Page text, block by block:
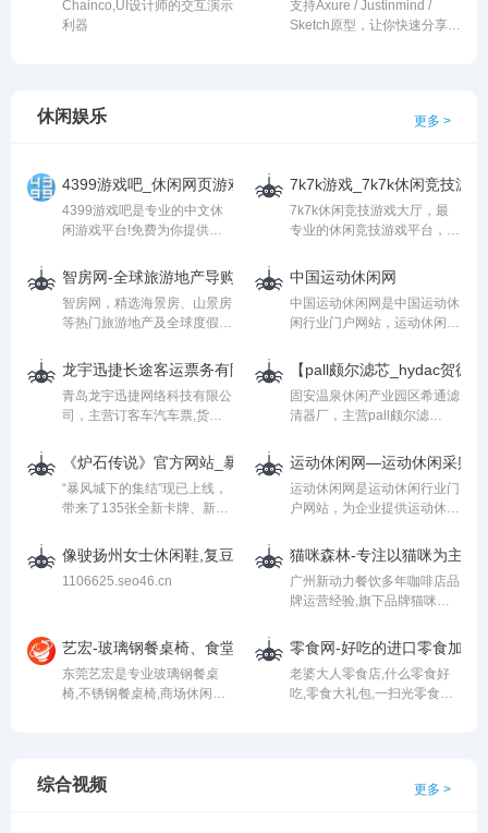
让产品团队协作更高效、更轻
松。
Chainco,UI设计师的交互演示
利器
支持Axure / Justinmind /
Sketch原型，让你快速分享，
休闲娱乐 更多 >
4399游戏吧_休闲网页游戏--专业的中文休闲游戏平台
4399游戏吧是专业的中文休
闲游戏平台!免费为你提供
美食大战老鼠,火线精英,皮卡
堂等热门休闲网页游戏。
7k7k游戏_7k7k休闲竞技游
7k7k休闲竞技游戏大厅，最
专业的休闲竞技游戏平台，为
戏，最精彩的竞技游戏，数十
款只需浏览器即可畅玩的休闲
竞技游戏，随时随时畅玩欢乐
时光，就在7K7K休闲竞技游
智房网-全球旅游地产导购。海景房，境外房产，度假地产，休
智房网，精选海景房、山景房
等热门旅游地产及全球度假地
用户提供全面及时的投资环
境、旅居资源、楼盘动态与购
房优惠等一站式置业导购。
中国运动休闲网
中国运动休闲网是中国运动休
闲行业门户网站，运动休闲设
动休闲网免费提供供求信息发
布平台，免费展示最新最全运
动休闲行业供求信息，寻找商
机就到中国运动休闲网。
青岛龙宇迅捷网络科技有限公
司，主营订客车汽车票,货物
青岛，联系方式
15589842535，如果您对我
公司的产品服务感兴趣，请联
系我们，青岛龙宇迅捷网络科
【pall颇尔滤芯_hydac贺德
固安温泉休闲产业园区希通滤
清器厂，主营pall颇尔滤
滤芯,除尘设备，公司地址位
于河北廊坊固安县林城工业园
区，致力于为广大客户提供优
质的产品/服务，如果您对我
系[固安温泉休闲产业园区希
通滤清器厂]，期待您的来
电。
《炉石传说》官方网站_暴雪首款免费休闲卡牌网游
“暴风城下的集结”现已上线，
带来了135张全新卡牌、新关
运动休闲网—运动休闲采购
运动休闲网是运动休闲行业门
户网站，为企业提供运动休闲
备产品的批发服务，做免费的
运动休闲产品网络交易平台
像驶扬州女士休闲鞋,复豆株洲神奇拖把,袖铜运勒公司
1106625.seo46.cn
猫咪森林-专注以猫咪为主题
广州新动力餐饮多年咖啡店品
牌运营经验,旗下品牌猫咪森
政策好,无需开店经验,成熟运
营指导为您服务-欢迎到猫咪
森林官网详细了解。
艺宏-玻璃钢餐桌椅、食堂不锈钢餐桌椅、玻璃钢休闲座椅定制
东莞艺宏是专业玻璃钢餐桌
椅,不锈钢餐桌椅,商场休闲座
玻璃钢休闲座椅的定制生产.
零食网-好吃的进口零食加盟
老婆大人零食店,什么零食好
吃,零食大礼包,一扫光零食店
食,宠物零食,台湾零食,特色零
综合视频 更多 >